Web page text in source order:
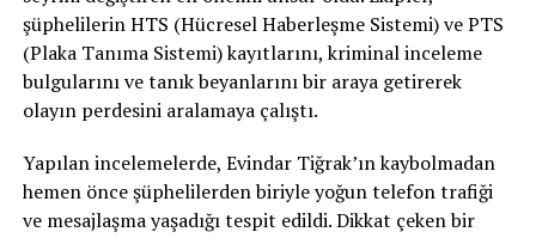
şüphelilerin HTS (Hücresel Haberleşme Sistemi) ve PTS
(Plaka Tanıma Sistemi) kayıtlarını, kriminal inceleme
bulgularını ve tanık beyanlarını bir araya getirerek
olayın perdesini aralamaya çalıştı.
Yapılan incelemelerde, Evindar Tiğrak’ın kaybolmadan
hemen önce şüphelilerden biriyle yoğun telefon trafiği
ve mesajlaşma yaşadığı tespit edildi. Dikkat çeken bir